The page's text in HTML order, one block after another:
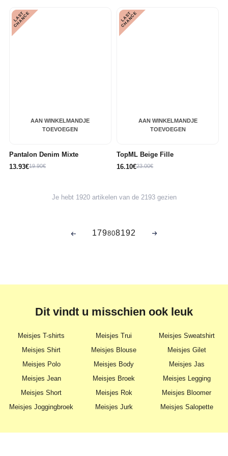
AAN WINKELMANDJE
TOEVOEGEN
L
A
S
T
C
H
A
N
C
E
Pantalon Denim Mixte
13.93€19.90€
AAN WINKELMANDJE
TOEVOEGEN
L
A
S
T
C
H
A
N
C
E
TopML Beige Fille
16.10€23.00€
Je hebt 1920 artikelen van de 2193 gezien
179808192
Dit vindt u misschien ook leuk
Meisjes T-shirts Meisjes Trui
Meisjes Sweatshirt
Meisjes Shirt
Meisjes Blouse
Meisjes Gilet
Meisjes Polo
Meisjes Body
Meisjes Jas
Meisjes Jean
Meisjes Broek
Meisjes Legging
Meisjes Short
Meisjes Rok
Meisjes Bloomer
Meisjes Joggingbroek
Meisjes Jurk Meisjes Salopette